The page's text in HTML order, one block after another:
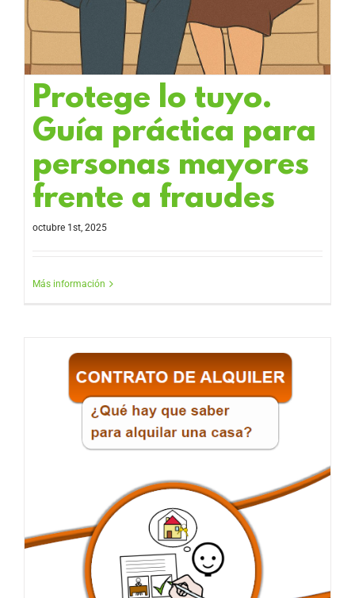
Protege lo tuyo.
Guía práctica para
personas mayores
frente a fraudes
octubre 1st, 2025
Más información